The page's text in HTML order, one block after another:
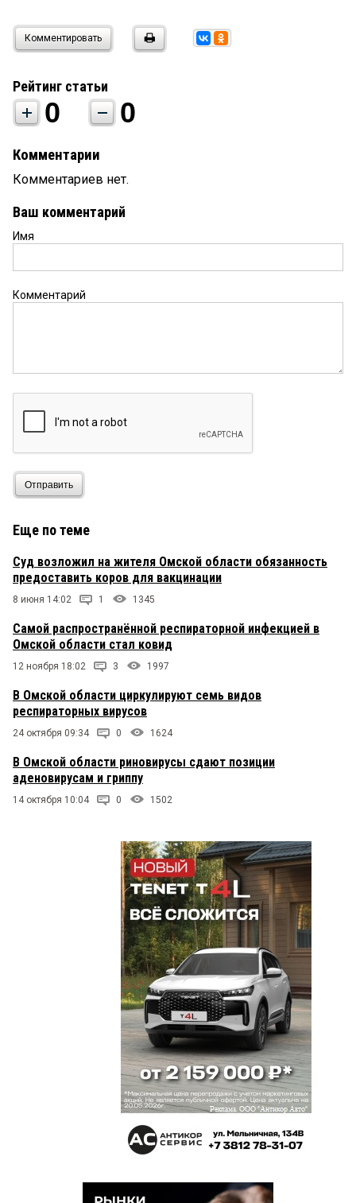
Комментировать
Рейтинг статьи
0 0
Комментарии
Комментариев нет.
Ваш комментарий
Имя
Комментарий
Отправить
Еще по теме
Суд возложил на жителя Омской области обязанность
предоставить коров для вакцинации
8 июня 14:02 1 1345
Самой распространённой респираторной инфекцией в
Омской области стал ковид
12 ноября 18:02 3 1997
В Омской области циркулируют семь видов
респираторных вирусов
24 октября 09:34 0 1624
В Омской области риновирусы сдают позиции
аденовирусам и гриппу
14 октября 10:04 0 1502